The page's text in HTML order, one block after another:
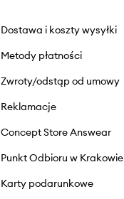
Dostawa i koszty wysyłki
Metody płatności
Zwroty/odstąp od umowy
Reklamacje
Concept Store Answear
Punkt Odbioru w Krakowie
Karty podarunkowe